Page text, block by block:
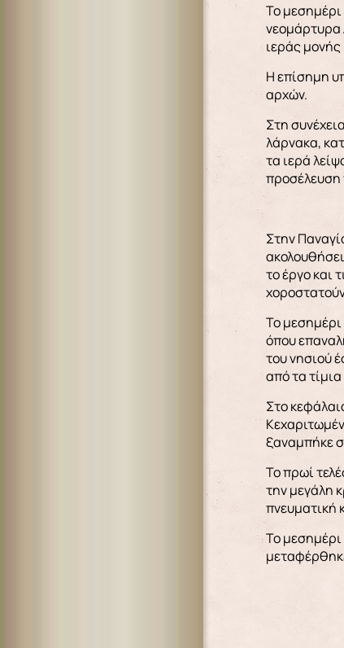
Το
νεομάρτυρα
ιεράς
Η επίσημη
αρχών.
Στη
λάρνακα,
τα ιερά
προσέλευση
Στην
το έργο και
Το μεσημέρι
όπου
του νησιού
από τα
Στο
ξαναμπήκε
Το πρωί
την μεγάλη
πνευματική
Το μεσημέρι